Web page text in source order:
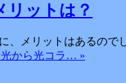
リットは？
メリットはあるの
光から光コラ… »